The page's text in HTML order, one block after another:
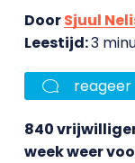
DoorSjuul
Leestijd:3
reageer
840
week weer